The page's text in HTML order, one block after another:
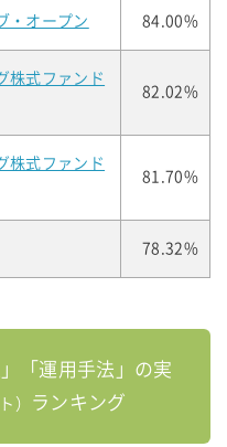
・オープン 84.00%
株式ファンド
82.02%
株式ファンド
81.70%
78.32%
「運用手法」の実
） ランキング